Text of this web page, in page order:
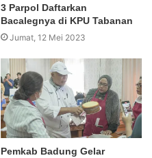
3 Parpol Daftarkan
Bacalegnya di KPU Tabanan
Jumat, 12 Mei 2023
Pemkab Badung Gelar